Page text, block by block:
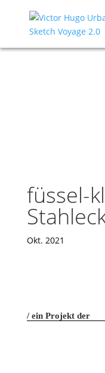
füssel-
Okt. 2021
ein Projekt der